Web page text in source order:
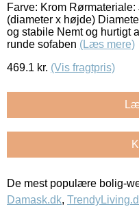
Farve: Krom
(diameter x højde)
og stabile Nemt og hurtigt
runde sofaben (Læs mere)
469.1 kr. (Vis fragtpris)
De mest populære bolig-
Damask.dk,